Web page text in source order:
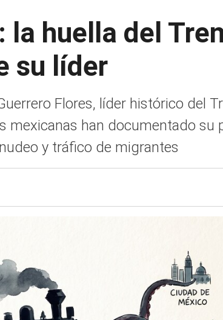
la huella del
su líder
Flores, líder histórico del
mexicanas han documentado su
y tráfico de migrantes